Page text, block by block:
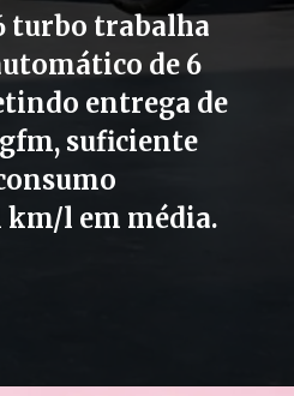
turbo trabalha
de 6
entrega de
suficiente
km/l em média.